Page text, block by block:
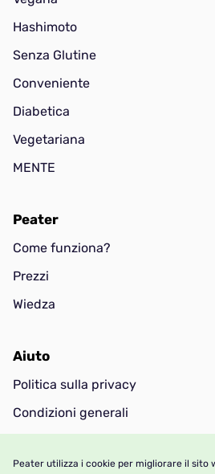
Hashimoto
Senza Glutine
Conveniente
Diabetica
Vegetariana
MENTE
Peater
Come funziona?
Prezzi
Wiedza
Aiuto
Politica sulla privacy
Condizioni generali
FAQ
Peater utilizza i cookie per migliorare il sito